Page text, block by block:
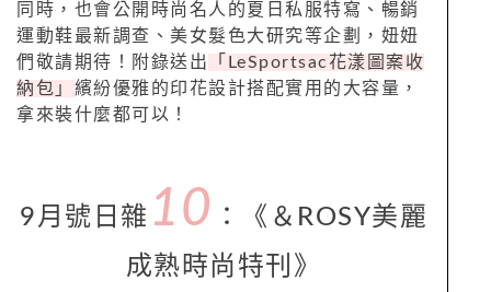
同時，也會公開時尚名人的夏日私服特寫、暢銷
運動鞋最新調查、美女髮色大研究等企劃，妞妞
們敬請期待！附錄送出
「LeSportsac花漾圖案收
納包」 繽紛優雅的印花設計搭配實用的大容量，
拿來裝什麼都可以！
9月號日雜 10 ：
《＆ROSY美麗
成熟時尚特刊 》